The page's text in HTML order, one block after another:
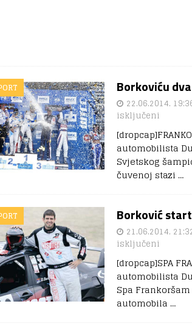
Borkoviću
22.06.2014.
isključeni
automobilista
Svjetskog
čuvenoj stazi …
Borković
21.06.2014.
isključeni
[dropcap]SPA
automobilista
Spa
automobila …